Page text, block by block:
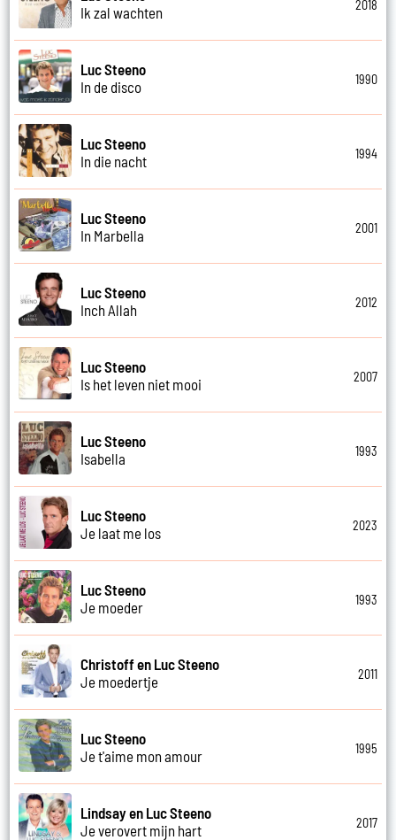
Ik zal wachten
2018
Luc Steeno
In de disco
1990
Luc Steeno
In die nacht
1994
Luc Steeno
In Marbella
2001
Luc Steeno
Inch Allah
2012
Luc Steeno
Is het leven niet mooi
2007
Luc Steeno
Isabella
1993
Luc Steeno
Je laat me los
2023
Luc Steeno
Je moeder
1993
Christoff en Luc Steeno
Je moedertje
2011
Luc Steeno
Je t'aime mon amour
1995
Lindsay en Luc Steeno
Je verovert mijn hart
2017